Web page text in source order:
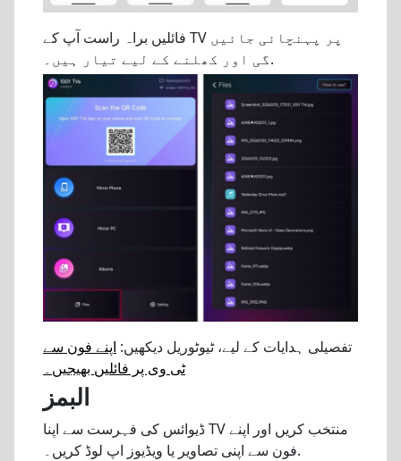
فائلیں براہ راست آپ کے TV پر پہنچائی جائیں
گی اور کھلنے کے لیے تیار ہیں۔.
تفصیلی ہدایات کے لیے، ٹیوٹوریل دیکھیں: اپنے فون سے
ٹی وی پر فائلیں بھیجیں۔
البمز
ڈیوائس کی فہرست سے اپنا TV منتخب کریں اور اپنے
فون سے اپنی تصاویر یا ویڈیوز اپ لوڈ کریں۔.